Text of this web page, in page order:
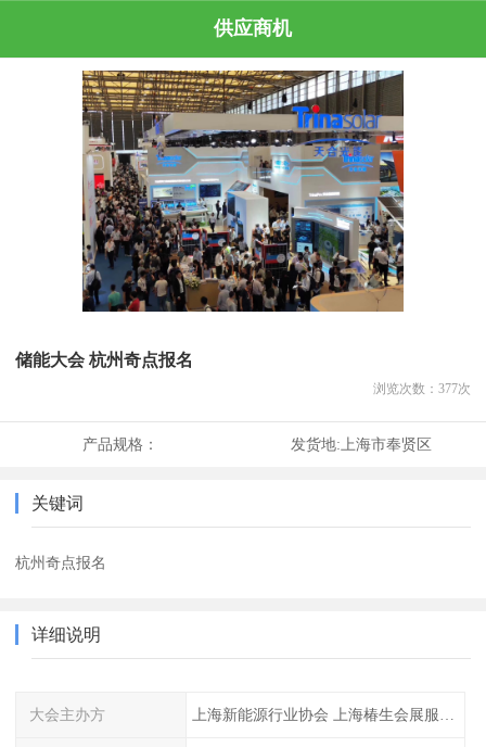
供应商机
储能大会 杭州奇点报名
浏览次数： 377次
产品规格： 发货地:上海市奉贤区
关键词
杭州奇点报名
详细说明
大会主办方